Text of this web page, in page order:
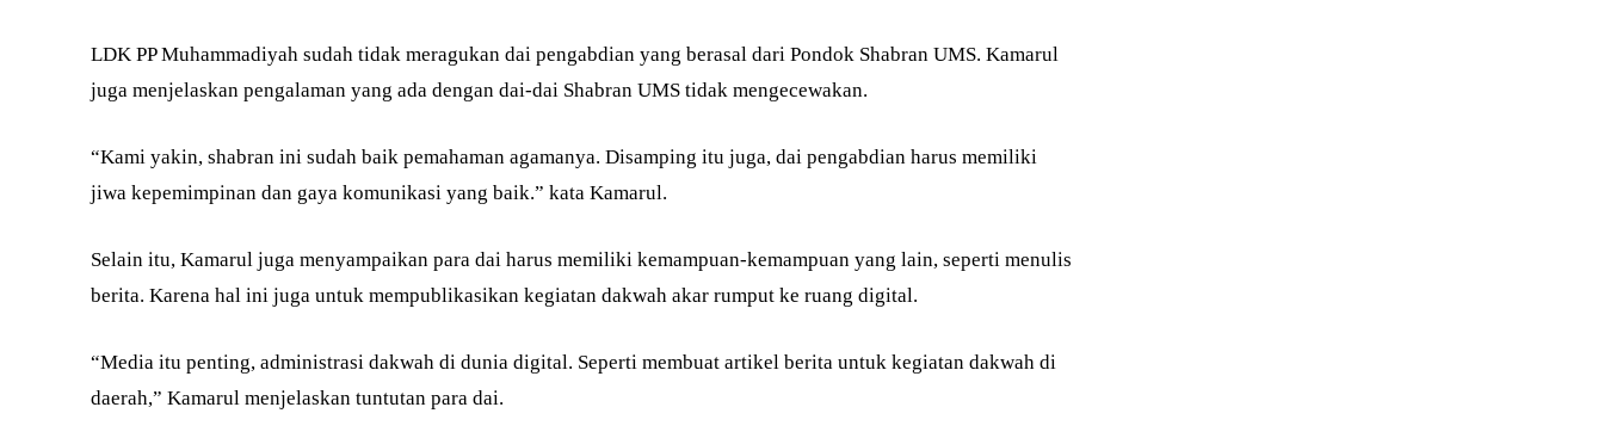
LDK PP Muhammadiyah sudah tidak meragukan dai pengabdian yang berasal dari Pondok Shabran UMS. Kamarul
juga menjelaskan pengalaman yang ada dengan dai-dai Shabran UMS tidak mengecewakan.
“Kami yakin, shabran ini sudah baik pemahaman agamanya. Disamping itu juga, dai pengabdian harus memiliki
jiwa kepemimpinan dan gaya komunikasi yang baik.” kata Kamarul.
Selain itu, Kamarul juga menyampaikan para dai harus memiliki kemampuan-kemampuan yang lain, seperti menulis
berita. Karena hal ini juga untuk mempublikasikan kegiatan dakwah akar rumput ke ruang digital.
“Media itu penting, administrasi dakwah di dunia digital. Seperti membuat artikel berita untuk kegiatan dakwah di
daerah,” Kamarul menjelaskan tuntutan para dai.